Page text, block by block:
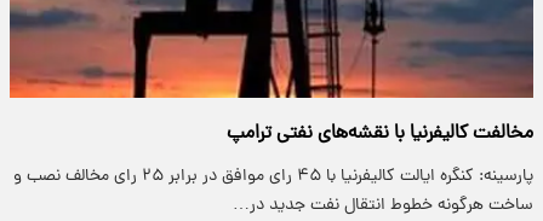
مخالفت کالیفرنیا با نقشه‌های نفتی ترامپ
پارسینه: کنگره ایالت کالیفرنیا با ۴۵ رای موافق در برابر ۲۵ رای مخالف نصب و
ساخت هرگونه خطوط انتقال نفت جدید در…